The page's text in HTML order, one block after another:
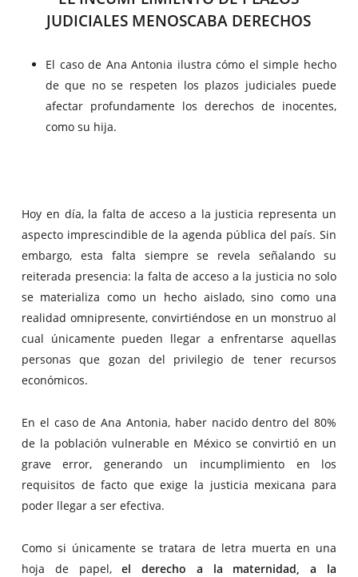
JUDICIALES MENOSCABA DERECHOS
El caso de Ana Antonia ilustra cómo el simple hecho
de que no se respeten los plazos judiciales puede
afectar profundamente los derechos de inocentes,
como su hija.
Hoy en día, la falta de acceso a la justicia representa un
aspecto imprescindible de la agenda pública del país. Sin
embargo, esta falta siempre se revela señalando su
reiterada presencia: la falta de acceso a la justicia no solo
se materializa como un hecho aislado, sino como una
realidad omnipresente, convirtiéndose en un monstruo al
cual únicamente pueden llegar a enfrentarse aquellas
personas que gozan del privilegio de tener recursos
económicos.
En el caso de Ana Antonia, haber nacido dentro del 80%
de la población vulnerable en México se convirtió en un
grave error, generando un incumplimiento en los
requisitos de facto que exige la justicia mexicana para
poder llegar a ser efectiva.
Como si únicamente se tratara de letra muerta en una
hoja de papel,el derecho a la maternidad, a la